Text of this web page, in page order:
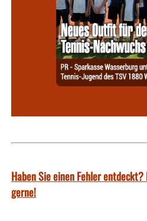
Haben Sie einen Fehler
gerne!